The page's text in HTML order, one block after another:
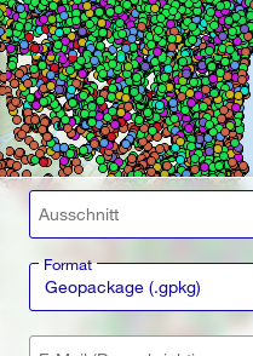
Ausschnitt
Format
Geopackage (.gpkg)